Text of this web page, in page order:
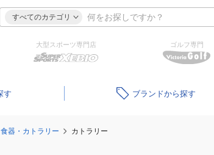
すべてのカテゴリ
大型スポーツ専門店 ゴルフ専門
ブランド
食器・カトラリー カトラリー